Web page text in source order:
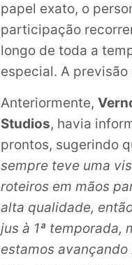
papel exato, o
participação
longo de toda a
especial. A
Anteriormente,
Studios, havia
prontos, sugerindo
sempre teve uma
roteiros em mãos
alta qualidade,
jus à 1ª temporada,
estamos